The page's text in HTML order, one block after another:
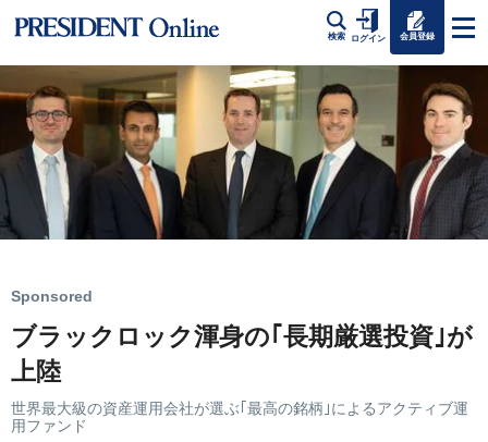
検索 ログイン 会員登録
Sponsored
ブラックロック渾身の｢長期厳選投資｣が
上陸
世界最大級の資産運用会社が選ぶ｢最高の銘柄｣によるアクティブ運
用ファンド